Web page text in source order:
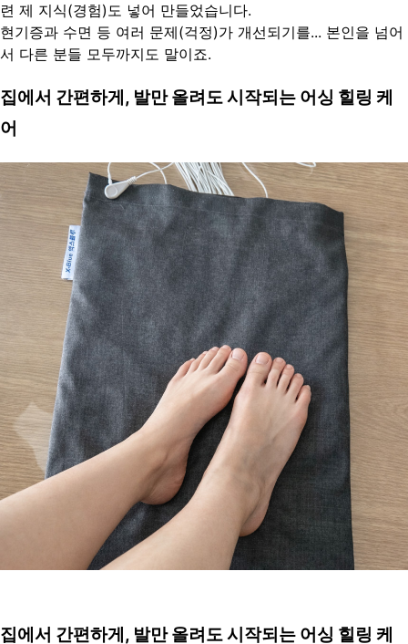
련 제 지식(경험)도 넣어 만들었습니다.
현기증과 수면 등 여러 문제(걱정)가 개선되기를... 본인을 넘어
서 다른 분들 모두까지도 말이죠.
집에서 간편하게, 발만 올려도 시작되는 어싱 힐링 케
어
집에서 간편하게, 발만 올려도 시작되는 어싱 힐링 케